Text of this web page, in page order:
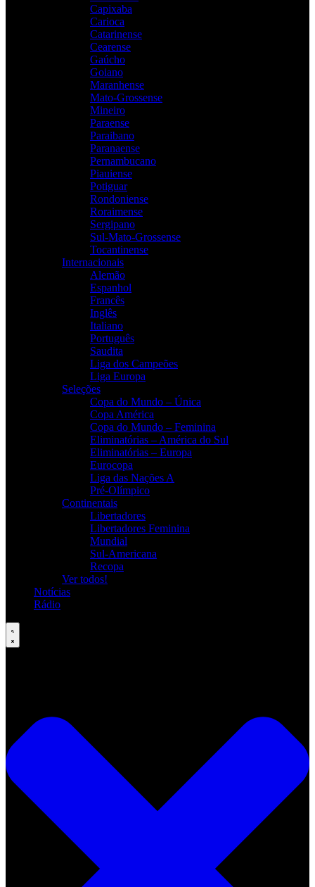
Capixaba
Carioca
Catarinense
Cearense
Gaúcho
Goiano
Maranhense
Mato-Grossense
Mineiro
Paraense
Paraibano
Paranaense
Pernambucano
Piauiense
Potiguar
Rondoniense
Roraimense
Sergipano
Sul-Mato-Grossense
Tocantinense
Internacionais
Alemão
Espanhol
Francês
Inglês
Italiano
Português
Saudita
Liga dos Campeões
Liga Europa
Seleções
Copa do Mundo – Única
Copa América
Copa do Mundo – Feminina
Eliminatórias – América do Sul
Eliminatórias – Europa
Eurocopa
Liga das Nações A
Pré-Olímpico
Continentais
Libertadores
Libertadores Feminina
Mundial
Sul-Americana
Recopa
Ver todos!
Notícias
Rádio